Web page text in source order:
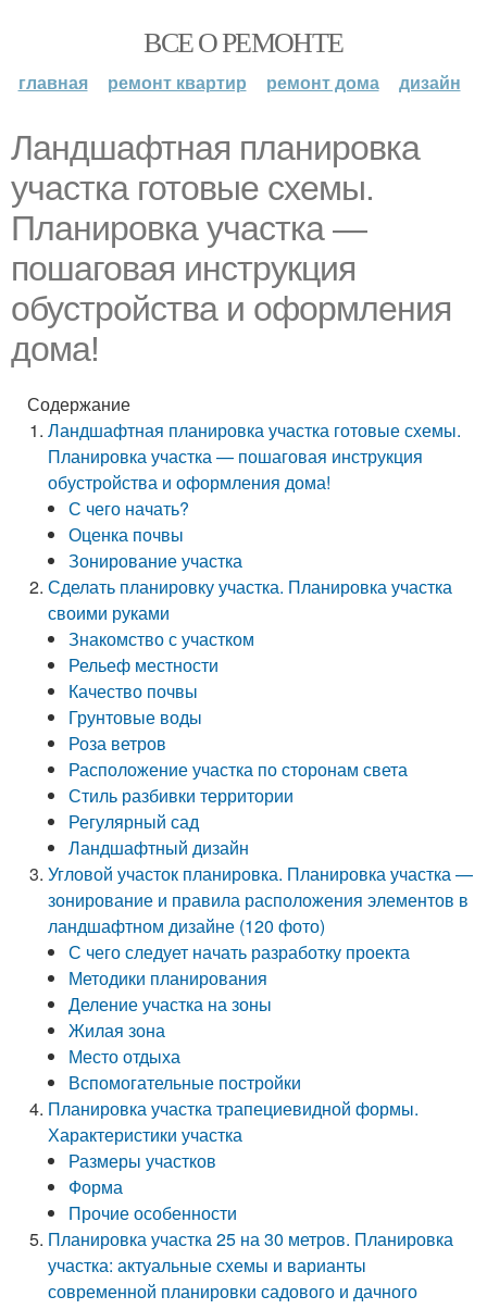
ВСЕ О РЕМОНТЕ
главная ремонт квартир ремонт дома дизайн
Ландшафтная планировка
участка готовые схемы.
Планировка участка —
пошаговая инструкция
обустройства и оформления
дома!
Содержание
Ландшафтная планировка участка готовые схемы.
Планировка участка — пошаговая инструкция
обустройства и оформления дома!
С чего начать?
Оценка почвы
Зонирование участка
Сделать планировку участка. Планировка участка
своими руками
Знакомство с участком
Рельеф местности
Качество почвы
Грунтовые воды
Роза ветров
Расположение участка по сторонам света
Стиль разбивки территории
Регулярный сад
Ландшафтный дизайн
Угловой участок планировка. Планировка участка —
зонирование и правила расположения элементов в
ландшафтном дизайне (120 фото)
С чего следует начать разработку проекта
Методики планирования
Деление участка на зоны
Жилая зона
Место отдыха
Вспомогательные постройки
Планировка участка трапециевидной формы.
Характеристики участка
Размеры участков
Форма
Прочие особенности
Планировка участка 25 на 30 метров. Планировка
участка: актуальные схемы и варианты
современной планировки садового и дачного